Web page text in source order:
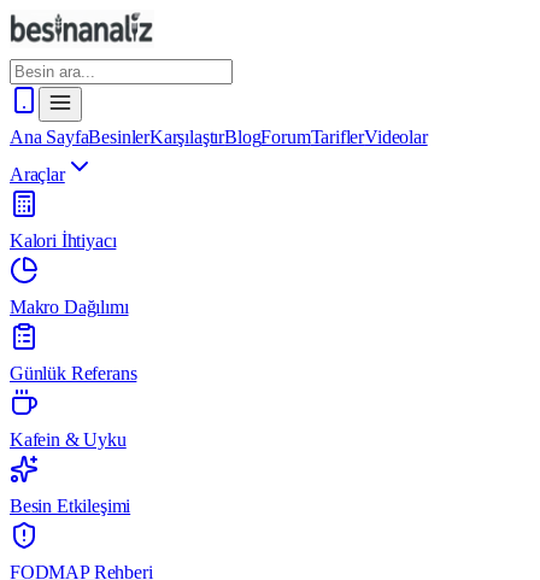
Ana SayfaBesinlerKarşılaştırBlogForumTariflerVideolar
Araçlar
Kalori İhtiyacı
Makro Dağılımı
Günlük Referans
Kafein & Uyku
Besin Etkileşimi
FODMAP Rehberi